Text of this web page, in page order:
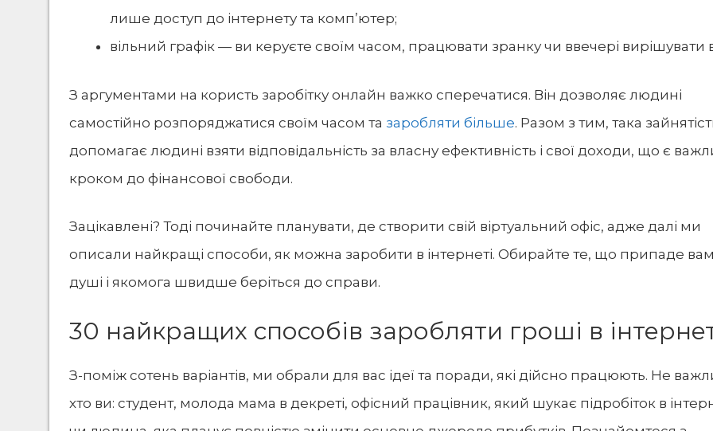
лише доступ до інтернету та комп’ютер;
вільний графік — ви керуєте своїм часом, працювати зранку чи ввечері вирішувати
З аргументами на користь заробітку онлайн важко сперечатися. Він дозволяє людині
самостійно розпоряджатися своїм часом та заробляти більше. Разом з тим, така
допомагає людині взяти відповідальність за власну ефективність і свої доходи, що є
кроком до фінансової свободи.
Зацікавлені? Тоді починайте планувати, де створити свій віртуальний офіс, адже далі ми
описали найкращі способи, як можна заробити в інтернеті. Обирайте те, що припаде
душі і якомога швидше беріться до справи.
30 найкращих способів заробляти гроші в
З-поміж сотень варіантів, ми обрали для вас ідеї та поради, які дійсно працюють. Не
хто ви: студент, молода мама в декреті, офісний працівник, який шукає підробіток в